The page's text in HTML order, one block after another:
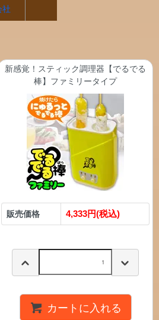
新感覚！スティック調理器【でるでる
棒】ファミリータイプ
販売価格 4,333円(税込)
カートに入れる